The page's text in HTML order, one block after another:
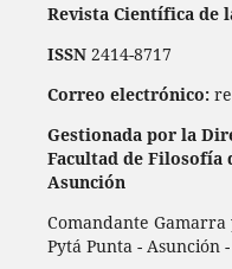
Revista Científica de
ISSN2414-8717
Correo electrónico:
Gestionada por la
Facultad de Filosofía
Asunción
Comandante
Pytá Punta - Asunción